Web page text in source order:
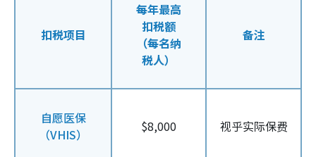
扣税项目
每年最高
扣税额
（每名纳
税人）
备注
自愿医保
（VHIS）
$8,000 视乎实际保费